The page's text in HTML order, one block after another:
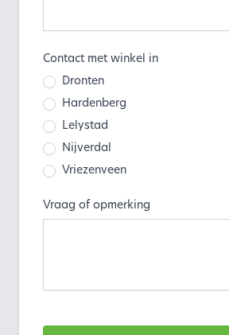
Contact met winkel in
Dronten
Hardenberg
Lelystad
Nijverdal
Vriezenveen
Vraag of opmerking